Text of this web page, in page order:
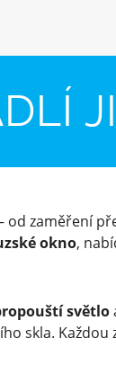
od zaměření
okno,
světlo
skla. Každou